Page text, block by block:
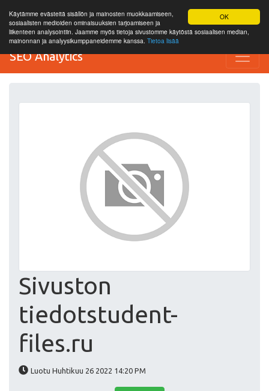
OK
Käytämme evästeitä sisällön ja mainosten muokkaamiseen,
sosiaalisten medioiden ominaisuuksien tarjoamiseen ja
liikenteen analysointiin. Jaamme myös tietoja sivustomme käytöstä sosiaalisen median,
mainonnan ja analyysikumppaneidemme kanssa. Tietoa lisää
SEO Analytics
Sivuston
tiedotstudent-
files.ru
Luotu Huhtikuu 26 2022 14:20 PM